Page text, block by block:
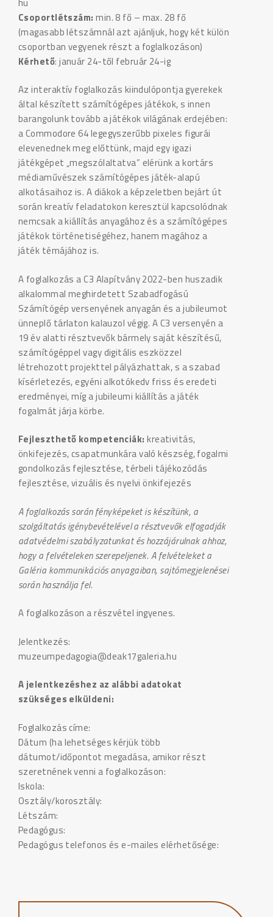
Csoportlétszám: min. 8 fő – max. 28 fő
(magasabb létszámnál azt ajánljuk, hogy két külön
csoportban vegyenek részt a foglalkozáson)
Kérhető: január 24-től február 24-ig
Az interaktív foglalkozás kiindulópontja gyerekek
által készített számítógépes játékok, s innen
barangolunk tovább a játékok világának erdejében:
a Commodore 64 legegyszerűbb pixeles figurái
elevenednek meg előttünk, majd egy igazi
játékgépet „megszólaltatva” elérünk a kortárs
médiaművészek számítógépes játék-alapú
alkotásaihoz is. A diákok a képzeletben bejárt út
során kreatív feladatokon keresztül kapcsolódnak
nemcsak a kiállítás anyagához és a számítógépes
játékok történetiségéhez, hanem magához a
játék témájához is.
A foglalkozás a C3 Alapítvány 2022-ben huszadik
alkalommal meghirdetett Szabadfogású
Számítógép versenyének anyagán és a jubileumot
ünneplő tárlaton kalauzol végig. A C3 versenyén a
19 év alatti résztvevők bármely saját készítésű,
számítógéppel vagy digitális eszközzel
létrehozott projekttel pályázhattak, s a szabad
kísérletezés, egyéni alkotókedv friss és eredeti
eredményei, míg a jubileumi kiállítás a játék
fogalmát járja körbe.
Fejleszthető kompetenciák: kreativitás,
önkifejezés, csapatmunkára való készség, fogalmi
gondolkozás fejlesztése, térbeli tájékozódás
fejlesztése, vizuális és nyelvi önkifejezés
A foglalkozás során fényképeket is készítünk, a
szolgáltatás igénybevételével a résztvevők elfogadják
adatvédelmi szabályzatunkat és hozzájárulnak ahhoz,
hogy a felvételeken szerepeljenek. A felvételeket a
Galéria kommunikációs anyagaiban, sajtómegjelenései
során használja fel.
A foglalkozáson a részvétel ingyenes.
Jelentkezés:
muzeumpedagogia@deak17galeria.hu
A jelentkezéshez az alábbi adatokat
szükséges elküldeni:
Foglalkozás címe:
Dátum (ha lehetséges kérjük több
dátumot/időpontot megadása, amikor részt
szeretnének venni a foglalkozáson:
Iskola:
Osztály/korosztály:
Létszám:
Pedagógus:
Pedagógus telefonos és e-mailes elérhetősége: